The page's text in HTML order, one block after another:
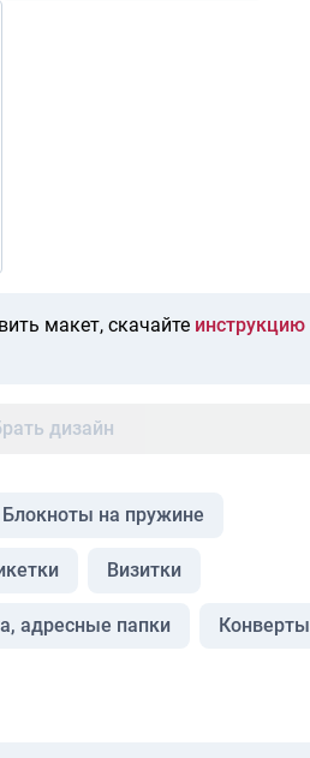
макет, скачайте инструкцию
дизайн
Блокноты на пружине
Визитки
адресные папки Конверты